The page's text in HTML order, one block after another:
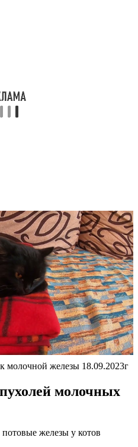
молочной железы 18.09.2023г
молочных
железы у котов